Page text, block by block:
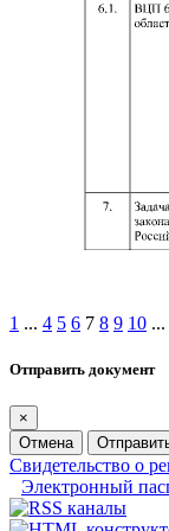
1 ... 4 5 6 7 8 9 10 ...
Отправить документ
×
Отмена
Свидетельство о
Электронный